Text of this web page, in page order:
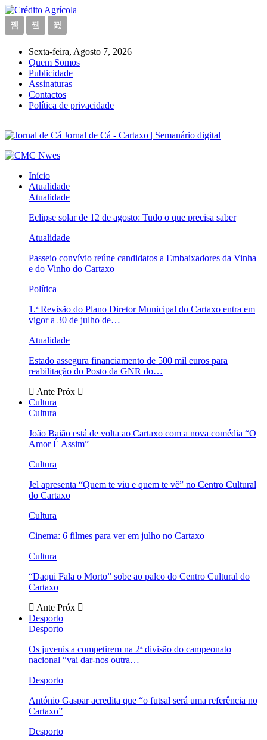
Sexta-feira, Agosto 7, 2026
Quem Somos
Publicidade
Assinaturas
Contactos
Política de privacidade
Jornal de Cá - Cartaxo | Semanário digital
Início
Atualidade
Atualidade
Eclipse solar de 12 de agosto: Tudo o que precisa saber
Atualidade
Passeio convívio reúne candidatos a Embaixadores da Vinha
e do Vinho do Cartaxo
Política
1.ª Revisão do Plano Diretor Municipal do Cartaxo entra em
vigor a 30 de julho de…
Atualidade
Estado assegura financiamento de 500 mil euros para
reabilitação do Posto da GNR do…
Ante Próx
Cultura
Cultura
João Baião está de volta ao Cartaxo com a nova comédia “O
Amor É Assim”
Cultura
Jel apresenta “Quem te viu e quem te vê” no Centro Cultural
do Cartaxo
Cultura
Cinema: 6 filmes para ver em julho no Cartaxo
Cultura
“Daqui Fala o Morto” sobe ao palco do Centro Cultural do
Cartaxo
Ante Próx
Desporto
Desporto
Os juvenis a competirem na 2ª divisão do campeonato
nacional “vai dar-nos outra…
Desporto
António Gaspar acredita que “o futsal será uma referência no
Cartaxo”
Desporto